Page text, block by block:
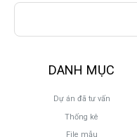
DANH MỤC
Dự án đã tư vấn
Thống kê
File mẫu